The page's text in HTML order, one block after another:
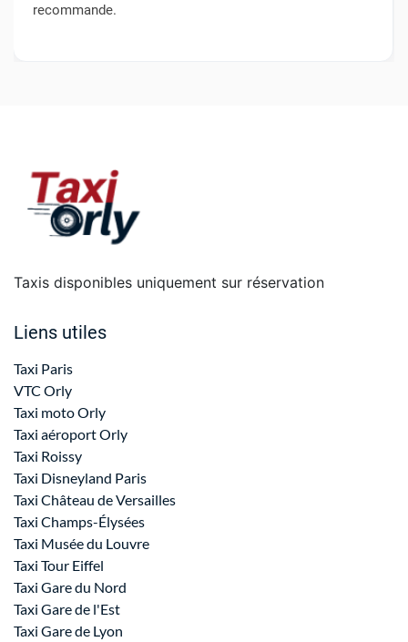
recommande.
Taxis disponibles uniquement sur réservation
Liens utiles
Taxi Paris
VTC Orly
Taxi moto Orly
Taxi aéroport Orly
Taxi Roissy
Taxi Disneyland Paris
Taxi Château de Versailles
Taxi Champs-Élysées
Taxi Musée du Louvre
Taxi Tour Eiffel
Taxi Gare du Nord
Taxi Gare de l'Est
Taxi Gare de Lyon